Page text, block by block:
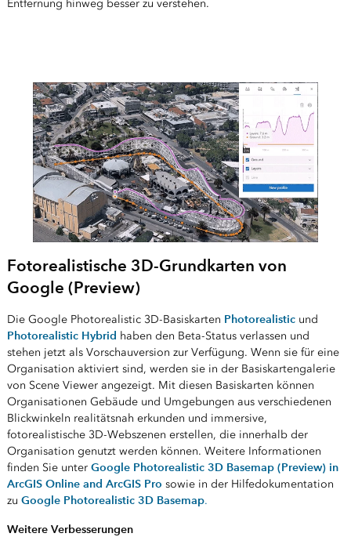
Entfernung hinweg besser zu verstehen.
Fotorealistische 3D-Grundkarten von
Google (Preview)
Die Google Photorealistic 3D-Basiskarten Photorealisticund
Photorealistic Hybrid haben den Beta-Status verlassen und
stehen jetzt als Vorschauversion zur Verfügung. Wenn sie für eine
Organisation aktiviert sind, werden sie in der Basiskartengalerie
von Scene Viewer angezeigt. Mit diesen Basiskarten können
Organisationen Gebäude und Umgebungen aus verschiedenen
Blickwinkeln realitätsnah erkunden und immersive,
fotorealistische 3D-Webszenen erstellen, die innerhalb der
Organisation genutzt werden können. Weitere Informationen
finden Sie unter Google Photorealistic 3D Basemap (Preview) in
ArcGIS Online and ArcGIS Pro sowie in der Hilfedokumentation
zu Google Photorealistic 3D Basemap.
Weitere Verbesserungen